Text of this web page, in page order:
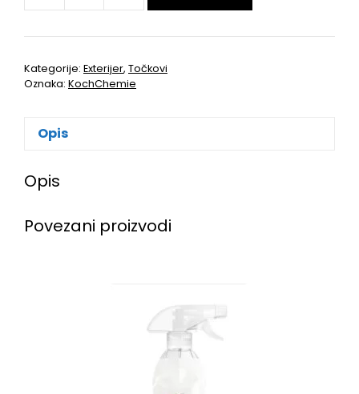
Kategorije: Exterijer, Točkovi
Oznaka: KochChemie
Opis
Opis
Povezani proizvodi